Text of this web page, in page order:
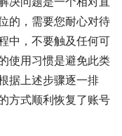
的，需要您耐心对待
中，不要触及任何可
使用习惯是避免此类
据上述步骤逐一排
方式顺利恢复了账号